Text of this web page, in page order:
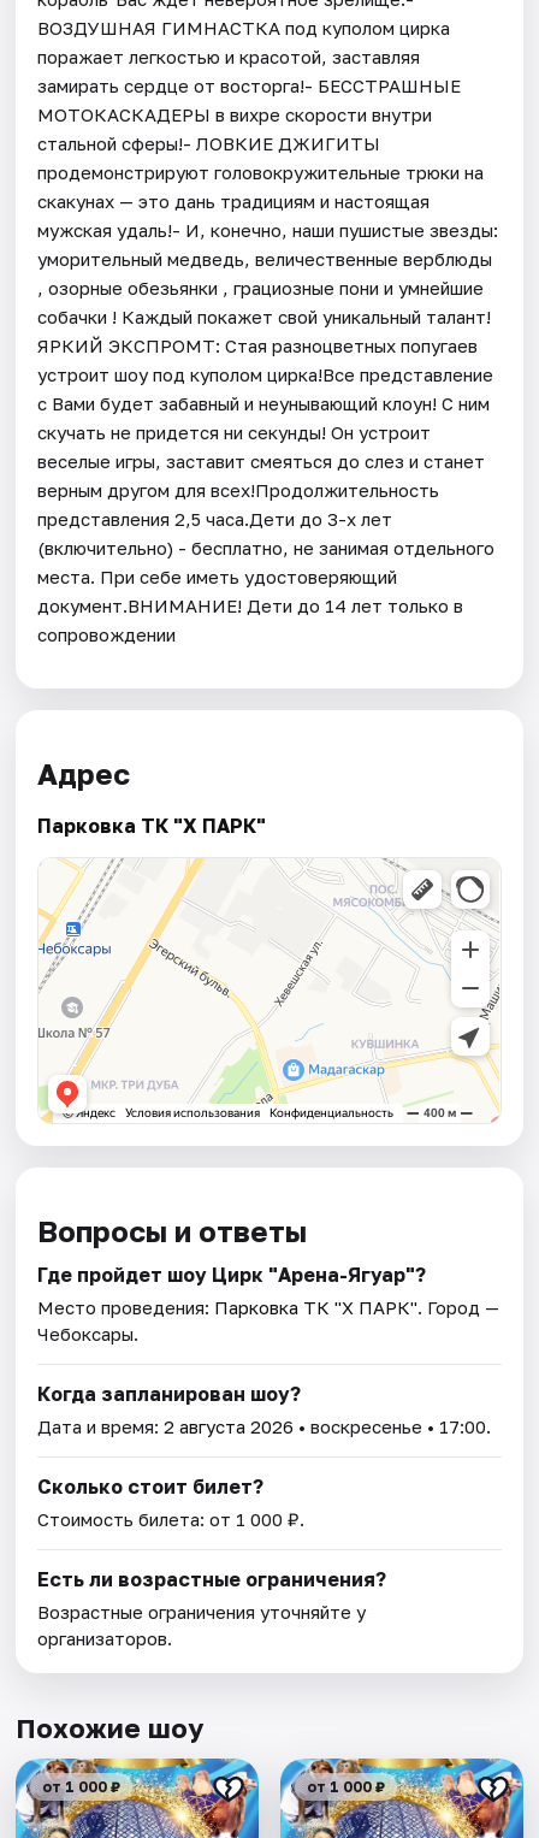
ВОЗДУШНАЯ ГИМНАСТКА под куполом цирка
поражает легкостью и красотой, заставляя
замирать сердце от восторга!- БЕССТРАШНЫЕ
МОТОКАСКАДЕРЫ в вихре скорости внутри
стальной сферы!- ЛОВКИЕ ДЖИГИТЫ
продемонстрируют головокружительные трюки на
скакунах — это дань традициям и настоящая
мужская удаль!- И, конечно, наши пушистые звезды:
уморительный медведь, величественные верблюды
, озорные обезьянки , грациозные пони и умнейшие
cобачки ! Каждый покажет свой уникальный талант!
ЯРКИЙ ЭКСПРОМТ: Стая разноцветных попугаев
устроит шоу под куполом цирка!Все представление
с Вами будет забавный и неунывающий клоун! С ним
скучать не придется ни секунды! Он устроит
веселые игры, заставит смеяться до слез и станет
верным другом для всех!Продолжительность
представления 2,5 часа.Дети до 3-х лет
(включительно) - бесплатно, не занимая отдельного
места. При себе иметь удостоверяющий
документ.ВНИМАНИЕ! Дети до 14 лет только в
сопровождении
Адрес
Парковка ТК "Х ПАРК"
Вопросы и ответы
Где пройдет шоу Цирк "Арена-Ягуар"?
Место проведения: Парковка ТК "Х ПАРК". Город —
Чебоксары.
Когда запланирован шоу?
Дата и время:2 августа 2026 • воскресенье • 17:00.
Сколько стоит билет?
Стоимость билета: от 1 000 ₽.
Есть ли возрастные ограничения?
Возрастные ограничения уточняйте у
организаторов.
Похожие шоу
от 1 000 ₽ от 1 000 ₽